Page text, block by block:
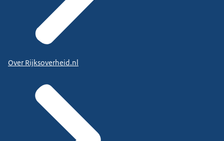
Over Rijksoverheid.nl